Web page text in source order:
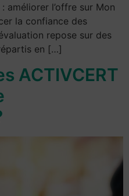
améliorer l’offre sur Mon
la confiance des
repose sur des
en […]
ACTIVCERT